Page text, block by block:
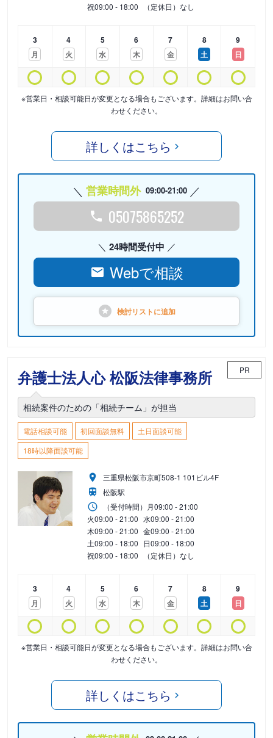
祝09:00 - 18:00 （定休日）なし
3
月
4
火
5
水
6
木
7
金
8
土
9
日
※営業日・相談可能日が変更となる場合もございます。詳細はお問い合
わせください。
詳しくはこちら
営業時間外 09:00-21:00
05075865252
24時間受付中
Webで相談
検討リストに追加
弁護士法人心 松阪法律事務所 PR
相続案件のための「相続チーム」が担当
電話相談可能 初回面談無料
土日面談可能
18時以降面談可能
三重県松阪市京町508-1 101ビル4F
松阪駅
（受付時間） 月09:00 - 21:00
火09:00 - 21:00 水09:00 - 21:00
木09:00 - 21:00 金09:00 - 21:00
土09:00 - 18:00 日09:00 - 18:00
祝09:00 - 18:00 （定休日）なし
3
月
4
火
5
水
6
木
7
金
8
土
9
日
※営業日・相談可能日が変更となる場合もございます。詳細はお問い合
わせください。
詳しくはこちら